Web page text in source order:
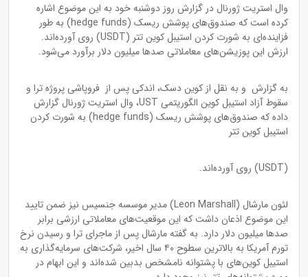
وال استریت ژورنال در گزارش روز دوشنبه خود به این موضوع اشاره
کرده است که صندوق‌های پوشش ریسک (hedge funds) به طور
فزاینده‌ای به شورت کردن استیبل کوین تتر (USDT) روی آورده‌اند.
ارزش این پوزیشن‌های معاملاتی صدها میلیون دلار برآورد می‌شود.
به گزارش و به نقل از کوین دسک، اندکی پس از فروپاشی پروژه ترا و
سقوط آزاد استیبل کوین الگوریتمی UST، وال استریت ژورنال گزارش
داده که صندوق‌های پوشش ریسک (hedge funds) به شورت کردن
استیبل کوین تتر
(USDT) روی آورده‌اند.
لئون مارشال (Leon Marshall) مدیر موسسه جنسیس نیز ضمن تایید
این موضوع اذعان داشت که این موقعیت‌های معاملاتی ارزشی برابر
صدها میلیون دلار دارد. به گفته مارشال پس از ماجرای ترا و رسیدن نرخ
تورم آمریکا به بالاترین سطوح ۴۰ سال اخیر، شرکت‌های سرمایه‌گذاری به
استیبل کوین‌های با پشتوانه نامشخص بدبین شده‌اند و این ابهام در